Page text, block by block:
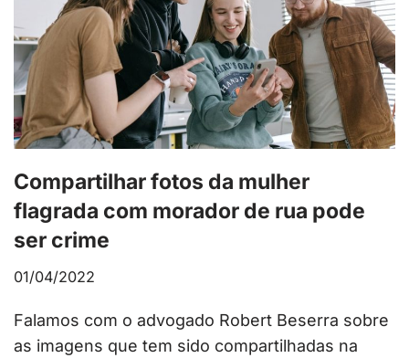
Compartilhar fotos da mulher
flagrada com morador de rua pode
ser crime
01/04/2022
Falamos com o advogado Robert Beserra sobre
as imagens que tem sido compartilhadas na